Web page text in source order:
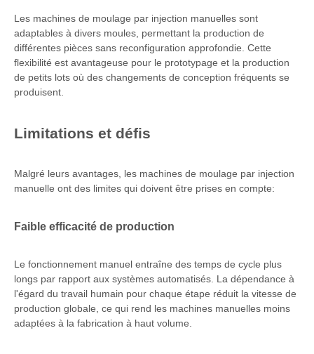
Les machines de moulage par injection manuelles sont
adaptables à divers moules, permettant la production de
différentes pièces sans reconfiguration approfondie. Cette
flexibilité est avantageuse pour le prototypage et la production
de petits lots où des changements de conception fréquents se
produisent.
Limitations et défis
Malgré leurs avantages, les machines de moulage par injection
manuelle ont des limites qui doivent être prises en compte:
Faible efficacité de production
Le fonctionnement manuel entraîne des temps de cycle plus
longs par rapport aux systèmes automatisés. La dépendance à
l'égard du travail humain pour chaque étape réduit la vitesse de
production globale, ce qui rend les machines manuelles moins
adaptées à la fabrication à haut volume.